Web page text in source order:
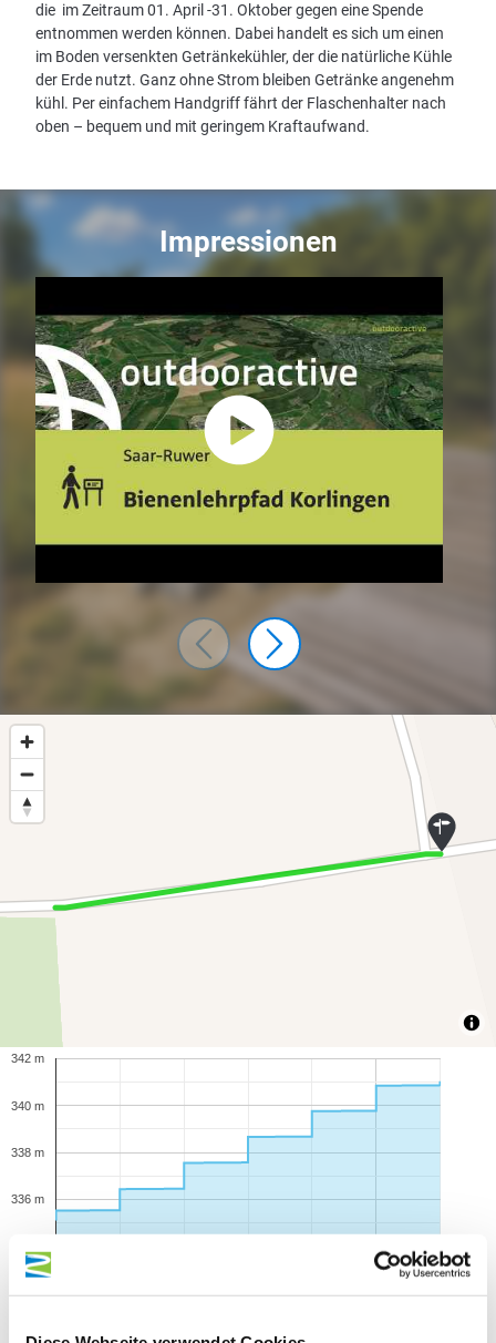
die im Zeitraum 01. April -31. Oktober gegen eine Spende
entnommen werden können. Dabei handelt es sich um einen
im Boden versenkten Getränkekühler, der die natürliche Kühle
der Erde nutzt. Ganz ohne Strom bleiben Getränke angenehm
kühl. Per einfachem Handgriff fährt der Flaschenhalter nach
oben – bequem und mit geringem Kraftaufwand.
Impressionen
336 m
338 m
340 m
342 m